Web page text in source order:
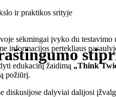
ir praktikos srityje
sėkmingai įvyko du testavimo
informacijos pertekliaus
edukacinį žaidimą „Think
požiūrį.
diskusijose dalyviai dalijosi